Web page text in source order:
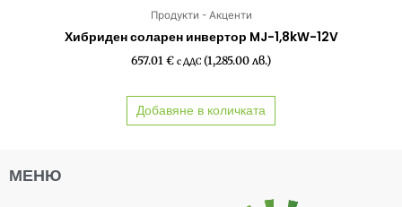
Продукти - Акценти
Хибриден соларен инвертор MJ-1,8kW-12V
657.01 € с ДДС (1,285.00 лв.)
Добавяне в количката
МЕНЮ